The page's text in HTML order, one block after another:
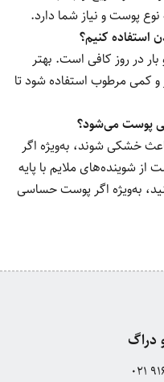
پوست و نیاز شما دارد.
استفاده کنیم؟
در روز کافی است. بهتر
کمی مرطوب استفاده شود تا
پوست می‌شود؟
خشکی شوند، به‌ویژه اگر
شوینده‌های ملایم با پایه
به‌ویژه اگر پوست حساسی
دراگ
021